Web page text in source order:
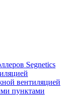
Segnetics
вентиляцией
пунктами